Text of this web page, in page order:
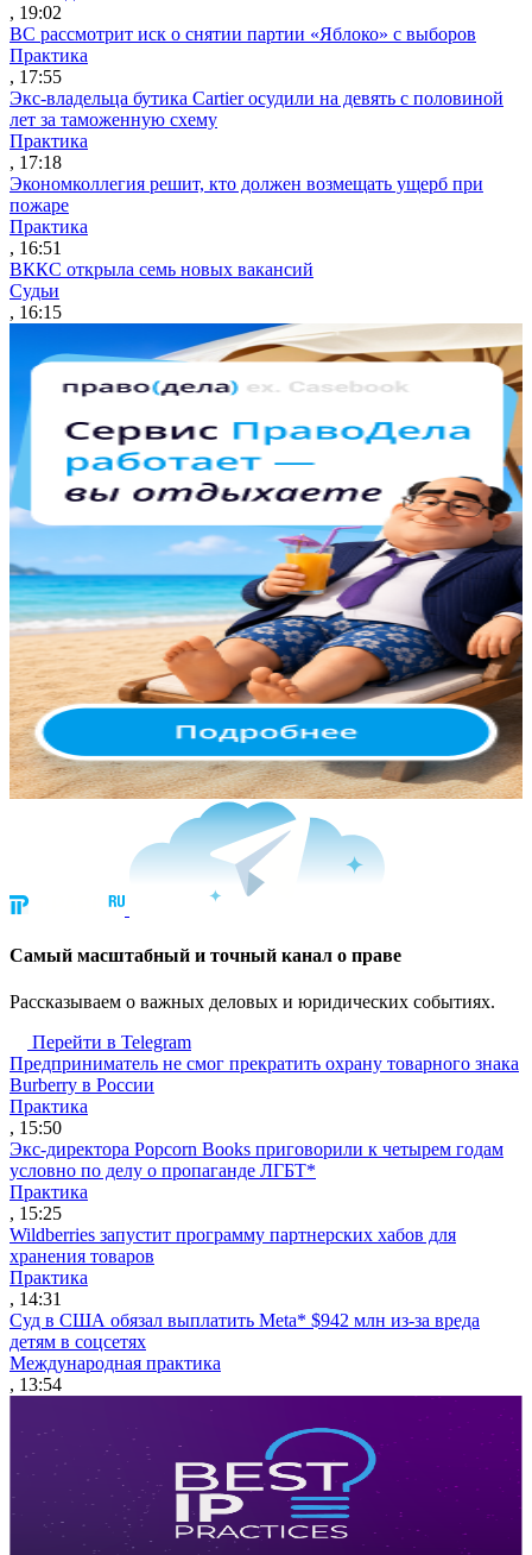
, 19:02
ВС рассмотрит иск о снятии партии «Яблоко» с выборов
Практика
, 17:55
Экс-владельца бутика Cartier осудили на девять с половиной
лет за таможенную схему
Практика
, 17:18
Экономколлегия решит, кто должен возмещать ущерб при
пожаре
Практика
, 16:51
ВККС открыла семь новых вакансий
Судьи
, 16:15
Cамый масштабный и точный канал о праве
Рассказываем о важных деловых и юридических событиях.
Перейти в Telegram
Предприниматель не смог прекратить охрану товарного знака
Burberry в России
Практика
, 15:50
Экс-директора Popcorn Books приговорили к четырем годам
условно по делу о пропаганде ЛГБТ*
Практика
, 15:25
Wildberries запустит программу партнерских хабов для
хранения товаров
Практика
, 14:31
Суд в США обязал выплатить Meta* $942 млн из-за вреда
детям в соцсетях
Международная практика
, 13:54